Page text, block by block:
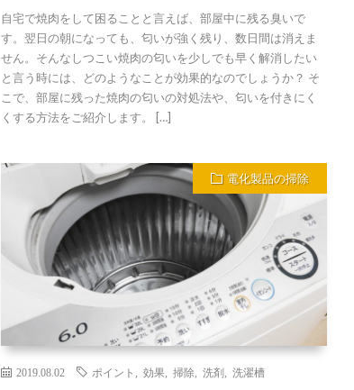
自宅で焼肉をして困ることと言えば、部屋中に残る臭いで
す。翌日の朝になっても、匂いが強く残り、数日間は消えま
せん。そんなしつこい焼肉の匂いを少しでも早く解消したい
と言う時には、どのようなことが効果的なのでしょうか？ そ
こで、部屋に残った焼肉の匂いの対処法や、匂いを付きにく
くする方法をご紹介します。 […]
電化製品の掃除
2019.08.02 ポイント ,効果 ,掃除 ,洗剤 ,洗濯槽